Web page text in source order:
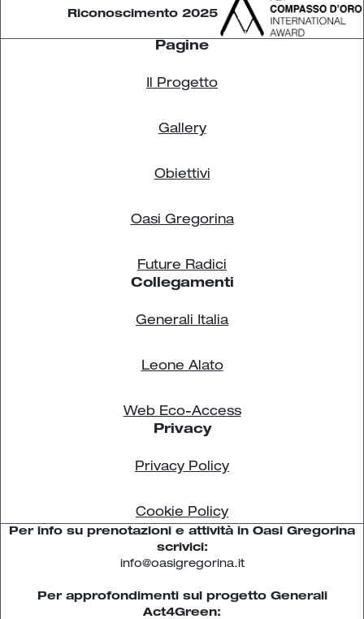
Riconoscimento 2025
Pagine
Il Progetto
Gallery
Obiettivi
Oasi Gregorina
Future Radici
Collegamenti
Generali Italia
Leone Alato
Web Eco-Access
Privacy
Privacy Policy
Cookie Policy
Per info su prenotazioni e attività in Oasi Gregorina
scrivici:
info@oasigregorina.it
Per approfondimenti sul progetto Generali
Act4Green: